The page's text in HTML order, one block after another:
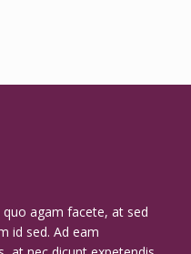
agam facete, at sed
id sed. Ad eam